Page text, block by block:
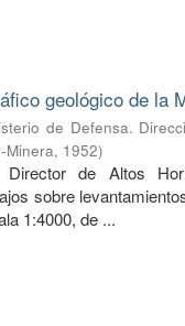
geológico de la
de Defensa.
Minera, 1952)
Director de Altos
sobre
1:4000, de ...